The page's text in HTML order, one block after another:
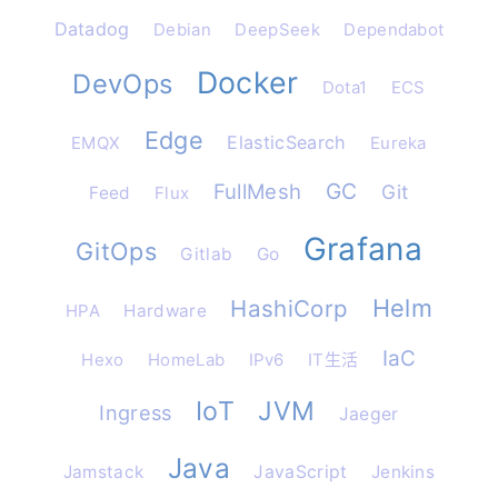
Datadog Debian DeepSeek Dependabot
DevOps Docker Dota1 ECS
EMQX Edge ElasticSearch Eureka
Feed Flux FullMesh GC Git
GitOps Gitlab Go Grafana
HPA Hardware HashiCorp Helm
Hexo HomeLab IPv6 IT生活 IaC
Ingress IoT JVM Jaeger
Jamstack Java JavaScript Jenkins